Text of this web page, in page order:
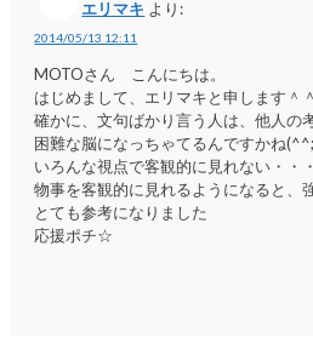
エリマキ より:
2014/05/13 12:11
MOTOさん こんにちは。
はじめまして、エリマキと申します＾＾
確かに、文句ばかり言う人は、他人の
困難な脳になっちゃてるんですかね(^^;
いろんな視点で客観的に見れない・・・
物事を客観的に見れるようになると、
とても参考になりました
応援ポチ☆